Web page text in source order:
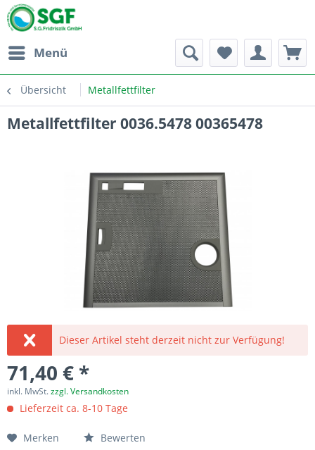
Menü
Übersicht Metallfettfilter
Metallfettfilter 0036.5478 00365478
Dieser Artikel steht derzeit nicht zur Verfügung!
71,40 € *
inkl. MwSt.zzgl. Versandkosten
Lieferzeit ca. 8-10 Tage
Merken Bewerten